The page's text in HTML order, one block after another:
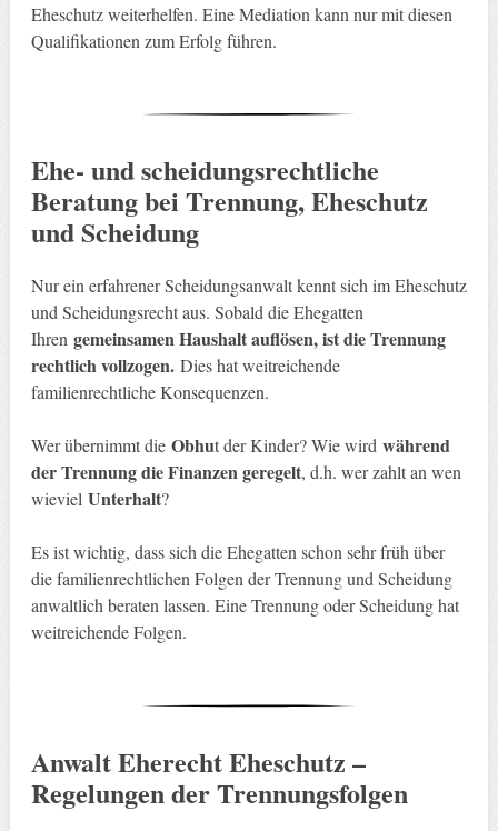
Eheschutz weiterhelfen. Eine Mediation kann nur mit diesen
Qualifikationen zum Erfolg führen.
Ehe- und scheidungsrechtliche
Beratung bei Trennung, Eheschutz
und Scheidung
Nur ein erfahrener Scheidungsanwalt kennt sich im Eheschutz
und Scheidungsrecht aus. Sobald die Ehegatten
Ihren gemeinsamen Haushalt auflösen, ist die Trennung
rechtlich vollzogen.Dies hat weitreichende
familienrechtliche Konsequenzen.
Wer übernimmt dieObhut der Kinder? Wie wird während
der Trennung die Finanzen geregelt, d.h. wer zahlt an wen
wievielUnterhalt?
Es ist wichtig, dass sich die Ehegatten schon sehr früh über
die familienrechtlichen Folgen der Trennung und Scheidung
anwaltlich beraten lassen. Eine Trennung oder Scheidung hat
weitreichende Folgen.
Anwalt Eherecht Eheschutz –
Regelungen der Trennungsfolgen